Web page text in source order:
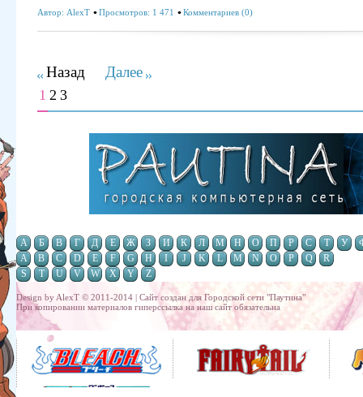
Автор: AlexT Просмотров: 1 471 Комментариев (0)
Назад Далее
1 2 3
А Б В Г Д Е Ж З И К Л М Н О П Р С Т У
A
B C D E F G H I J K L M N O P Q
R
S
T U V W X Y Z
Design by AlexT © 2011-2014 | Сайт создан для Городской сети "Паутина"
При копировании материалов гиперссылка на наш сайт обязательна